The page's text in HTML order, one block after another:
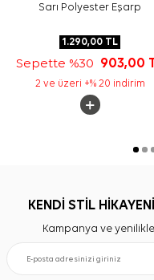
Sarı Polyester Eşarp
1.290,00 TL
Sepette %30 903,00
2 ve üzeri +% 20 indirim
KENDİ STİL
Kampanya ve